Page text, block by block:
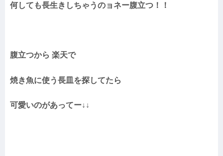
何しても長生きしちゃうのョネー腹立つ！！
腹立つから 楽天で
焼き魚に使う長皿を探してたら
可愛いのがあってー↓↓